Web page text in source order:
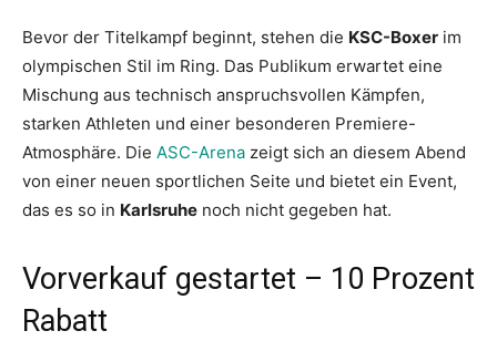
Bevor der Titelkampf beginnt, stehen die KSC-Boxer im
olympischen Stil im Ring. Das Publikum erwartet eine
Mischung aus technisch anspruchsvollen Kämpfen,
starken Athleten und einer besonderen Premiere-
Atmosphäre. Die ASC-Arena zeigt sich an diesem Abend
von einer neuen sportlichen Seite und bietet ein Event,
das es so in Karlsruhe noch nicht gegeben hat.
Vorverkauf gestartet – 10 Prozent
Rabatt